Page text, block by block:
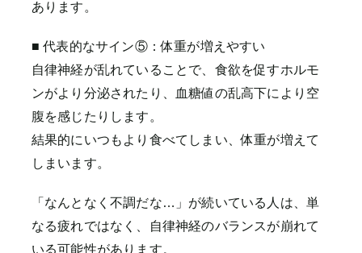
あります。
■ 代表的なサイン⑤：体重が増えやすい
自律神経が乱れていることで、食欲を促すホルモ
ンがより分泌されたり、血糖値の乱高下により空
腹を感じたりします。
結果的にいつもより食べてしまい、体重が増えて
しまいます。
「なんとなく不調だな…」が続いている人は、単
なる疲れではなく、自律神経のバランスが崩れて
いる可能性があります。